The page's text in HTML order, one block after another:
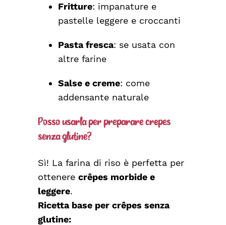
Fritture: impanature e
pastelle leggere e croccanti
Pasta fresca: se usata con
altre farine
Salse e creme: come
addensante naturale
Posso usarla per preparare crêpes
senza glutine?
Sì! La farina di riso è perfetta per
ottenere crêpes morbide e
leggere.
Ricetta base per crêpes senza
glutine: